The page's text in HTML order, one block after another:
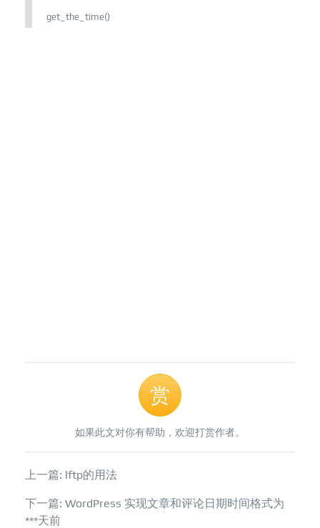
get_the_time()
赏
如果此文对你有帮助，欢迎打赏作者。
上一篇: lftp的用法
下一篇: WordPress 实现文章和评论日期时间格式为
***天前